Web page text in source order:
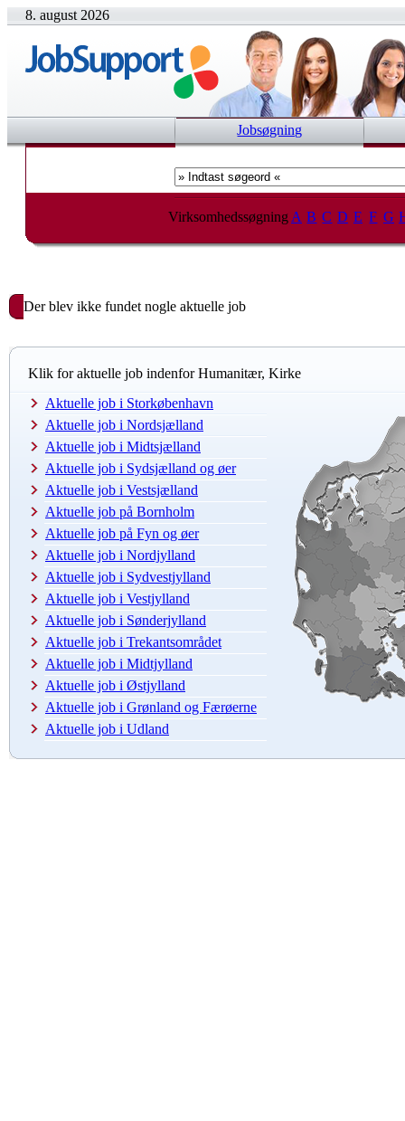
8. august 2026
Jobsøgning
Virksomhedssøgning A B C D E F G
Der blev ikke fundet nogle aktuelle job
Klik for aktuelle job indenfor Humanitær, Kirke
Aktuelle job i Storkøbenhavn
Aktuelle job i Nordsjælland
Aktuelle job i Midtsjælland
Aktuelle job i Sydsjælland og øer
Aktuelle job i Vestsjælland
Aktuelle job på Bornholm
Aktuelle job på Fyn og øer
Aktuelle job i Nordjylland
Aktuelle job i Sydvestjylland
Aktuelle job i Vestjylland
Aktuelle job i Sønderjylland
Aktuelle job i Trekantsområdet
Aktuelle job i Midtjylland
Aktuelle job i Østjylland
Aktuelle job i Grønland og Færøerne
Aktuelle job i Udland